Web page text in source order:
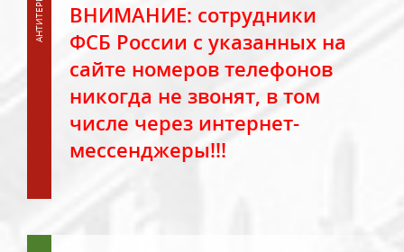
ВНИМАНИЕ: сотрудники
ФСБ России с указанных на
сайте номеров телефонов
никогда не звонят, в том
числе через интернет-
мессенджеры!!!